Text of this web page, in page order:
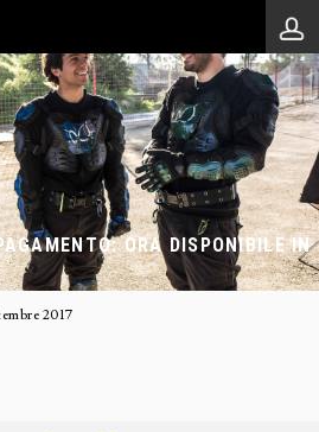
ORA DISPONIBILE IN
2017